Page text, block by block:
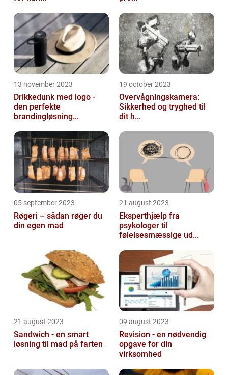
13 november 2023
Drikkedunk med logo -
den perfekte
brandingløsning...
19 october 2023
Overvågningskamera:
Sikkerhed og tryghed til
dit h...
05 september 2023
Røgeri – sådan røger du
din egen mad
21 august 2023
Eksperthjælp fra
psykologer til
følelsesmæssige ud...
21 august 2023
Sandwich - en smart
løsning til mad på farten
09 august 2023
Revision - en nødvendig
opgave for din
virksomhed